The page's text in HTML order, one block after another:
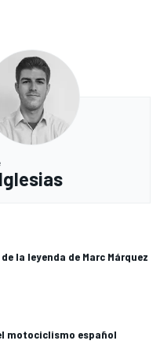
la leyenda de Marc Márquez
motociclismo español